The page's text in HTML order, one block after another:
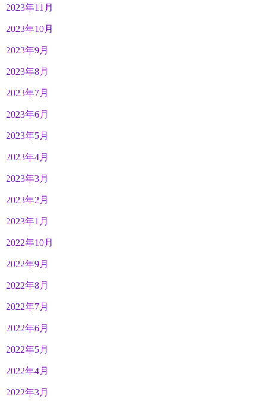
2023年11月
2023年10月
2023年9月
2023年8月
2023年7月
2023年6月
2023年5月
2023年4月
2023年3月
2023年2月
2023年1月
2022年10月
2022年9月
2022年8月
2022年7月
2022年6月
2022年5月
2022年4月
2022年3月